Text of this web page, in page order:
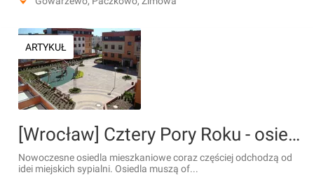
ARTYKUŁ
[Wrocław] Cztery Pory Roku - osiedle przyjaznych mieszkańców
Nowoczesne osiedla mieszkaniowe coraz częściej odchodzą od
idei miejskich sypialni. Osiedla muszą of...